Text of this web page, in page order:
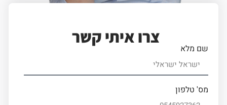
צרו איתי קשר
שם מלא
מס' טלפון